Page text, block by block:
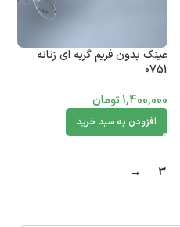
عینک بدون فریم گربه ای زنانه
0751
1,400,000تومان
افزودن به سبد خرید
3
→